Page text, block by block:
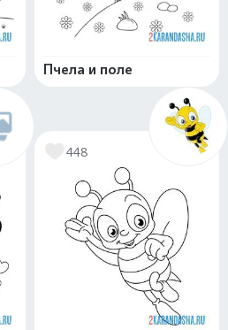
Пчела и поле
448